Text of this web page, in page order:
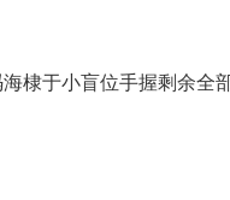
棣于小盲位手握剩余全